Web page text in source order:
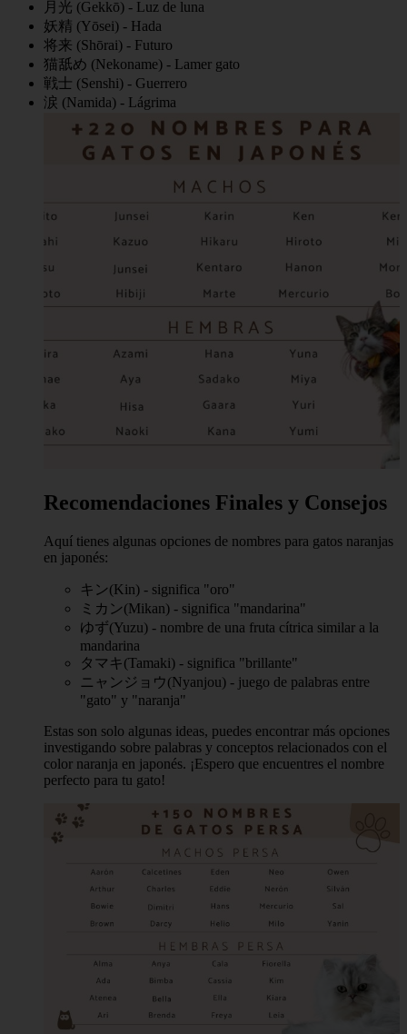
月光 (Gekkō) - Luz de luna
妖精 (Yōsei) - Hada
将来 (Shōrai) - Futuro
猫舐め (Nekoname) - Lamer gato
戦士 (Senshi) - Guerrero
涙 (Namida) - Lágrima
Recomendaciones Finales y Consejos
Aquí tienes algunas opciones de nombres para gatos naranjas
en japonés:
キン(Kin) - significa "oro"
ミカン(Mikan) - significa "mandarina"
ゆず(Yuzu) - nombre de una fruta cítrica similar a la
mandarina
タマキ(Tamaki) - significa "brillante"
ニャンジョウ(Nyanjou) - juego de palabras entre
"gato" y "naranja"
Estas son solo algunas ideas, puedes encontrar más opciones
investigando sobre palabras y conceptos relacionados con el
color naranja en japonés. ¡Espero que encuentres el nombre
perfecto para tu gato!